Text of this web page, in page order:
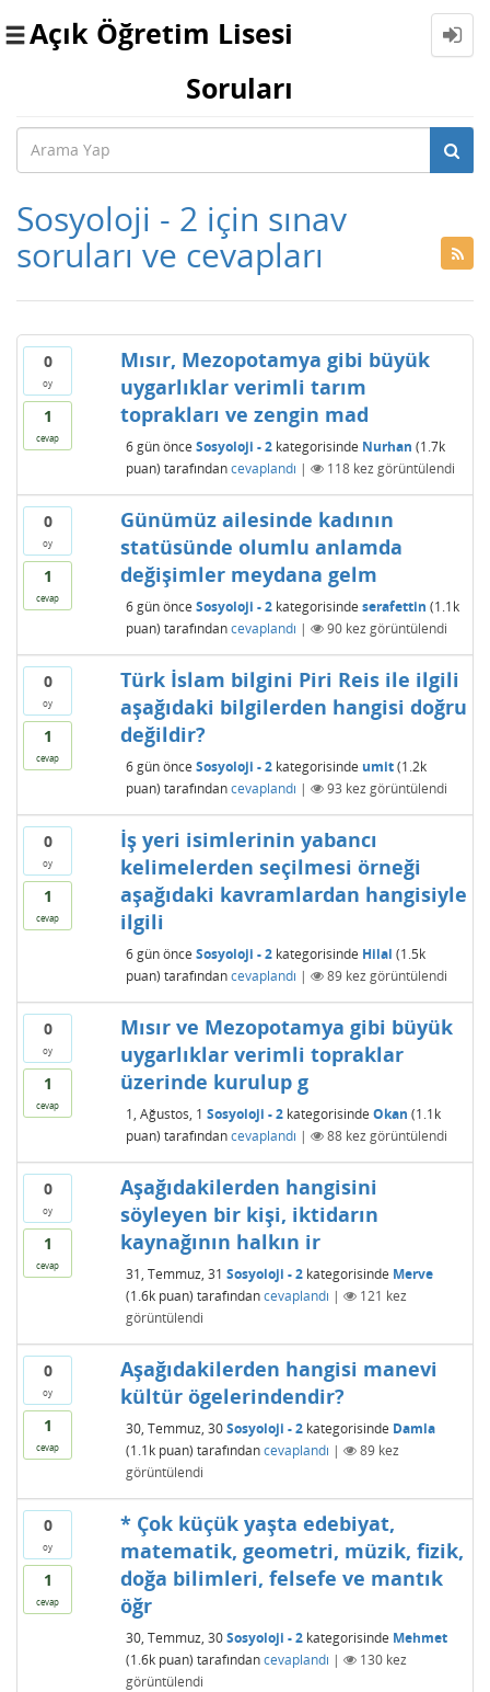
Toggle
Açık Öğretim Lisesi
Soruları
Sosyoloji - 2 için sınav
soruları ve cevapları
0
oy
1
cevap
Mısır, Mezopotamya gibi büyük
uygarlıklar verimli tarım
toprakları ve zengin mad
6 günönce Sosyoloji - 2kategorisinde Nurhan (1.7k
puan) tarafından cevaplandı | 118kez görüntülendi
0
oy
1
cevap
Günümüz ailesinde kadının
statüsünde olumlu anlamda
değişimler meydana gelm
6 günönce Sosyoloji - 2kategorisinde serafettin (1.1k
puan) tarafından cevaplandı | 90kez görüntülendi
0
oy
1
cevap
Türk İslam bilgini Piri Reis ile ilgili
aşağıdaki bilgilerden hangisi doğru
değildir?
6 günönce Sosyoloji - 2kategorisinde umit (1.2k
puan) tarafından cevaplandı | 93 kez görüntülendi
0
oy
1
cevap
İş yeri isimlerinin yabancı
kelimelerden seçilmesi örneği
aşağıdaki kavramlardan hangisiyle
ilgili
6 günönce Sosyoloji - 2kategorisinde Hilal (1.5k
puan) tarafından cevaplandı | 89kez görüntülendi
0
oy
1
cevap
Mısır ve Mezopotamya gibi büyük
uygarlıklar verimli topraklar
üzerinde kurulup g
1, Ağustos, 1 Sosyoloji - 2kategorisinde Okan (1.1k
puan) tarafından cevaplandı | 88kez görüntülendi
0
oy
1
cevap
Aşağıdakilerden hangisini
söyleyen bir kişi, iktidarın
kaynağının halkın ir
31, Temmuz, 31 Sosyoloji - 2kategorisinde Merve
(1.6kpuan) tarafından cevaplandı | 121 kez
görüntülendi
0
oy
1
cevap
Aşağıdakilerden hangisi manevi
kültür ögelerindendir?
30, Temmuz, 30 Sosyoloji - 2kategorisinde Damla
(1.1kpuan) tarafından cevaplandı | 89kez
görüntülendi
0
oy
1
cevap
* Çok küçük yaşta edebiyat,
matematik, geometri, müzik, fizik,
doğa bilimleri, felsefe ve mantık
öğr
30, Temmuz, 30 Sosyoloji - 2kategorisinde Mehmet
(1.6kpuan) tarafından cevaplandı | 130kez
görüntülendi